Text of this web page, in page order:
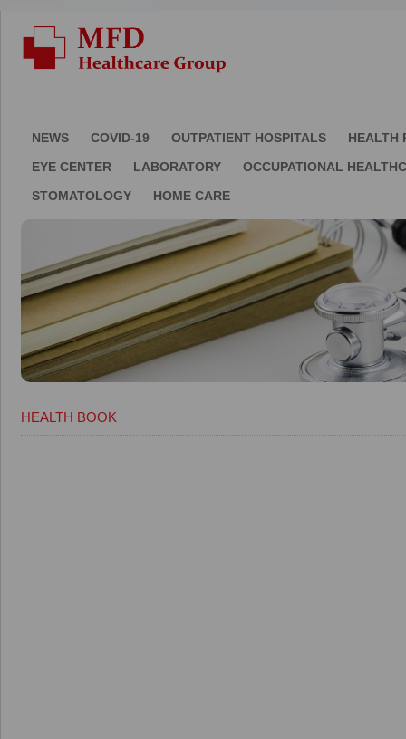
NEWS COVID-19 OUTPATIENT HOSPITALS
HEALTH
EYE CENTER
LABORATORY
OCCUPATIONAL
STOMATOLOGY
HOME CARE
HEALTH BOOK